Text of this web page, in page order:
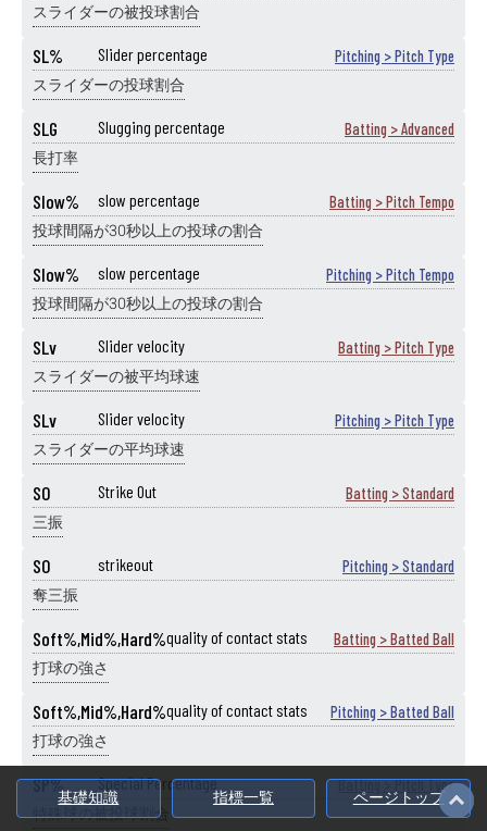
スライダーの被投球割合
SL% Slider percentage Pitching > Pitch Type
スライダーの投球割合
SLG Slugging percentage Batting > Advanced
長打率
Slow% slow percentage Batting > Pitch Tempo
投球間隔が30秒以上の投球の割合
Slow% slow percentage Pitching > Pitch Tempo
投球間隔が30秒以上の投球の割合
SLv Slider velocity Batting > Pitch Type
スライダーの被平均球速
SLv Slider velocity Pitching > Pitch Type
スライダーの平均球速
SO Strike Out Batting > Standard
三振
SO strikeout Pitching > Standard
奪三振
Soft%,Mid%,Hard%quality of contact stats Batting > Batted Ball
打球の強さ
Soft%,Mid%,Hard%quality of contact stats Pitching > Batted Ball
打球の強さ
SP% Special Percentage Batting > Pitch Type
特殊球の被投球割合
基礎知識 指標一覧 ページトップ